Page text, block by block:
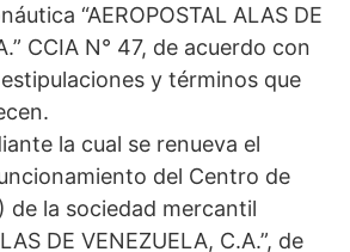
“AEROPOSTAL ALAS DE
CCIA N° 47, de acuerdo con
y términos que
la cual se renueva el
del Centro de
de la sociedad mercantil
DE VENEZUELA, C.A.”, de